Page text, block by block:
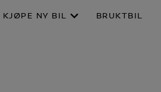
KJØPE NY BIL BRUKTBIL